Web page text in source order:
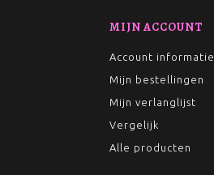
MIJN ACCOUNT
Account informatie
Mijn bestellingen
Mijn verlanglijst
Vergelijk
Alle producten